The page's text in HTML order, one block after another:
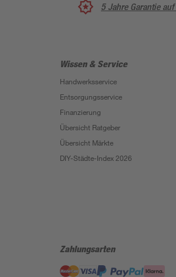
5 Jahre Garantie
Wissen & Service
Handwerksservice
Entsorgungsservice
Finanzierung
Übersicht Ratgeber
Übersicht Märkte
DIY-Städte-Index 2026
Zahlungsarten